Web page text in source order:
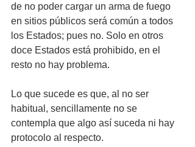
de no poder cargar un arma de fuego
en sitios públicos será común a todos
los Estados; pues no. Solo en otros
doce Estados está prohibido, en el
resto no hay problema.
Lo que sucede es que, al no ser
habitual, sencillamente no se
contempla que algo así suceda ni hay
protocolo al respecto.